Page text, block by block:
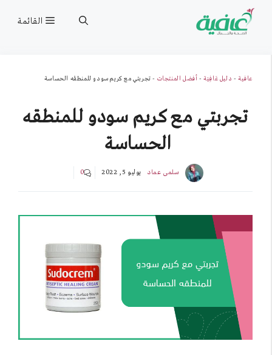
انتقل
القائمة
عافية - دليل عَافِيَة- أفضل المنتجات - تجربتي مع كريم سودو للمنطقه الحساسة
تجربتي مع كريم سودو للمنطقه
الحساسة
سلمى عماد يوليو 5, 2022 0